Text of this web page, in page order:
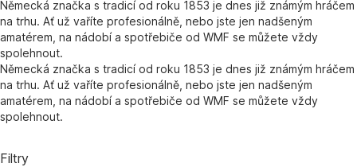
Německá značka s tradicí od roku 1853 je dnes již známým hráčem
na trhu. Ať už vaříte profesionálně, nebo jste jen nadšeným
amatérem, na nádobí a spotřebiče od WMF se můžete vždy
spolehnout.
Německá značka s tradicí od roku 1853 je dnes již známým hráčem
na trhu. Ať už vaříte profesionálně, nebo jste jen nadšeným
amatérem, na nádobí a spotřebiče od WMF se můžete vždy
spolehnout.
Filtry